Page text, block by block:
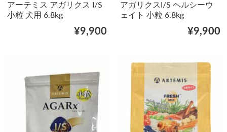
アーテミス アガリクス I/S
小粒 犬用 6.8kg
¥9,900
アガリクスI/S ヘルシーウ
ェイト 小粒 6.8kg
¥9,900